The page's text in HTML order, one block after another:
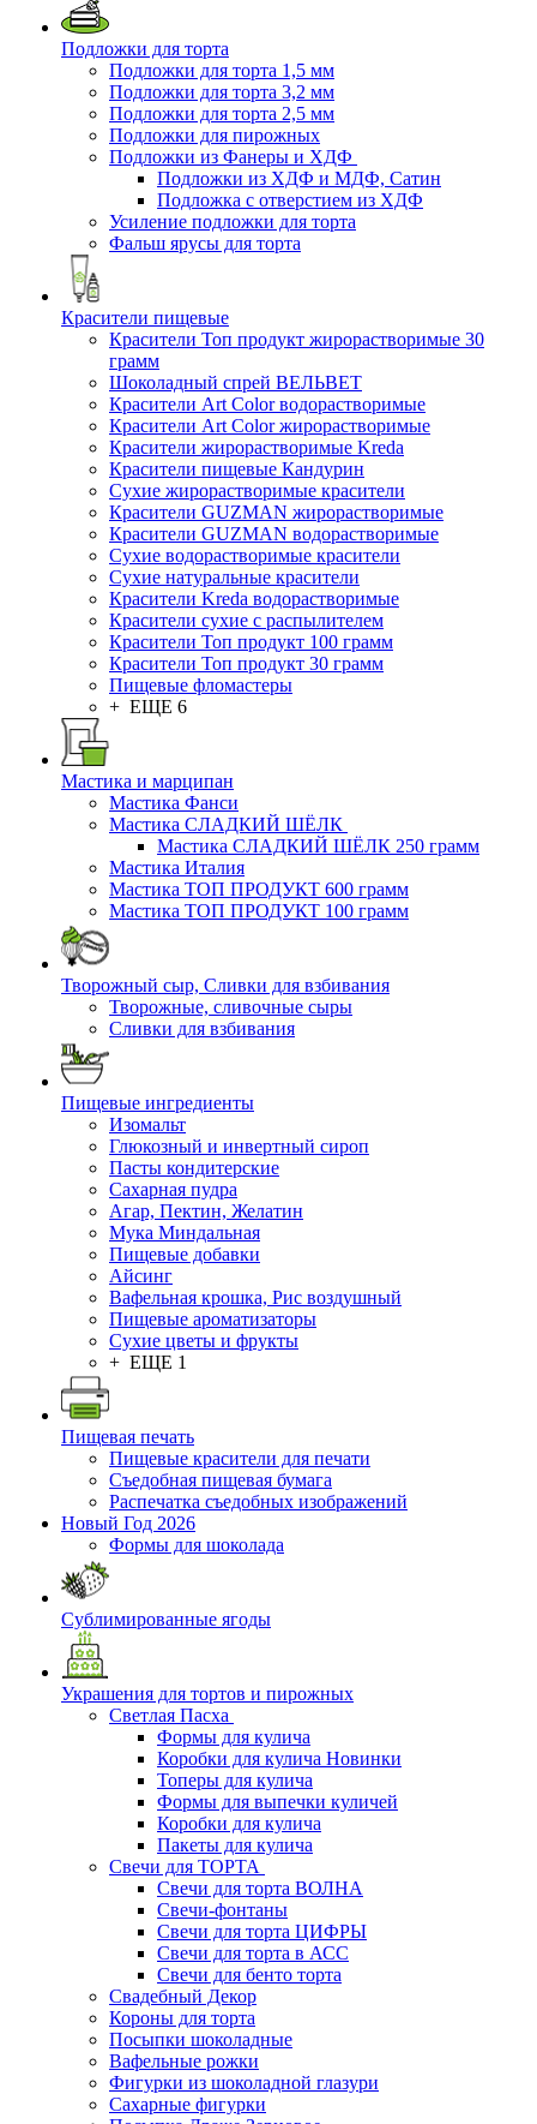
Подложки для торта
Подложки для торта 1,5 мм
Подложки для торта 3,2 мм
Подложки для торта 2,5 мм
Подложки для пирожных
Подложки из Фанеры и ХДФ
Подложки из ХДФ и МДФ, Сатин
Подложка с отверстием из ХДФ
Усиление подложки для торта
Фальш ярусы для торта
Красители пищевые
Красители Топ продукт жирорастворимые 30
грамм
Шоколадный спрей ВЕЛЬВЕТ
Красители Art Color водорастворимые
Красители Art Color жирорастворимые
Красители жирорастворимые Kreda
Красители пищевые Кандурин
Сухие жирорастворимые красители
Красители GUZMAN жирорастворимые
Красители GUZMAN водорастворимые
Сухие водорастворимые красители
Сухие натуральные красители
Красители Kreda водорастворимые
Красители сухие с распылителем
Красители Топ продукт 100 грамм
Красители Топ продукт 30 грамм
Пищевые фломастеры
+ ЕЩЕ 6
Мастика и марципан
Мастика Фанси
Мастика СЛАДКИЙ ШЁЛК
Мастика СЛАДКИЙ ШЁЛК 250 грамм
Мастика Италия
Мастика ТОП ПРОДУКТ 600 грамм
Мастика ТОП ПРОДУКТ 100 грамм
Творожный сыр, Сливки для взбивания
Творожные, сливочные сыры
Сливки для взбивания
Пищевые ингредиенты
Изомальт
Глюкозный и инвертный сироп
Пасты кондитерские
Сахарная пудра
Агар, Пектин, Желатин
Мука Миндальная
Пищевые добавки
Айсинг
Вафельная крошка, Рис воздушный
Пищевые ароматизаторы
Сухие цветы и фрукты
+ ЕЩЕ 1
Пищевая печать
Пищевые красители для печати
Съедобная пищевая бумага
Распечатка съедобных изображений
Новый Год 2026
Формы для шоколада
Сублимированные ягоды
Украшения для тортов и пирожных
Светлая Пасха
Формы для кулича
Коробки для кулича Новинки
Топеры для кулича
Формы для выпечки куличей
Коробки для кулича
Пакеты для кулича
Свечи для ТОРТА
Свечи для торта ВОЛНА
Свечи-фонтаны
Свечи для торта ЦИФРЫ
Свечи для торта в АСС
Свечи для бенто торта
Свадебный Декор
Короны для торта
Посыпки шоколадные
Вафельные рожки
Фигурки из шоколадной глазури
Сахарные фигурки